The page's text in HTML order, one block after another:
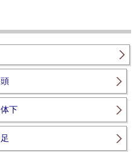
頭
体下
足